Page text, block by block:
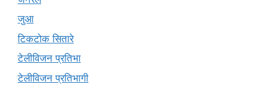
जुआ
टिकटोक सितारे
टेलीविजन प्रतिभा
टेलीविजन प्रतिभागी